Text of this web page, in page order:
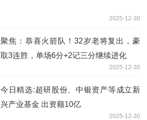
2025-12-30
聚焦：恭喜火箭队！32岁老将复出，豪
取3连胜，单场6分+2记三分继续进化
2025-12-30
今日精选:超研股份、中银资产等成立新
兴产业基金 出资额10亿
2025-12-30